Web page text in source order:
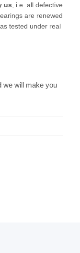
us , i.e. all defective
are renewed
tested under real
we will make you